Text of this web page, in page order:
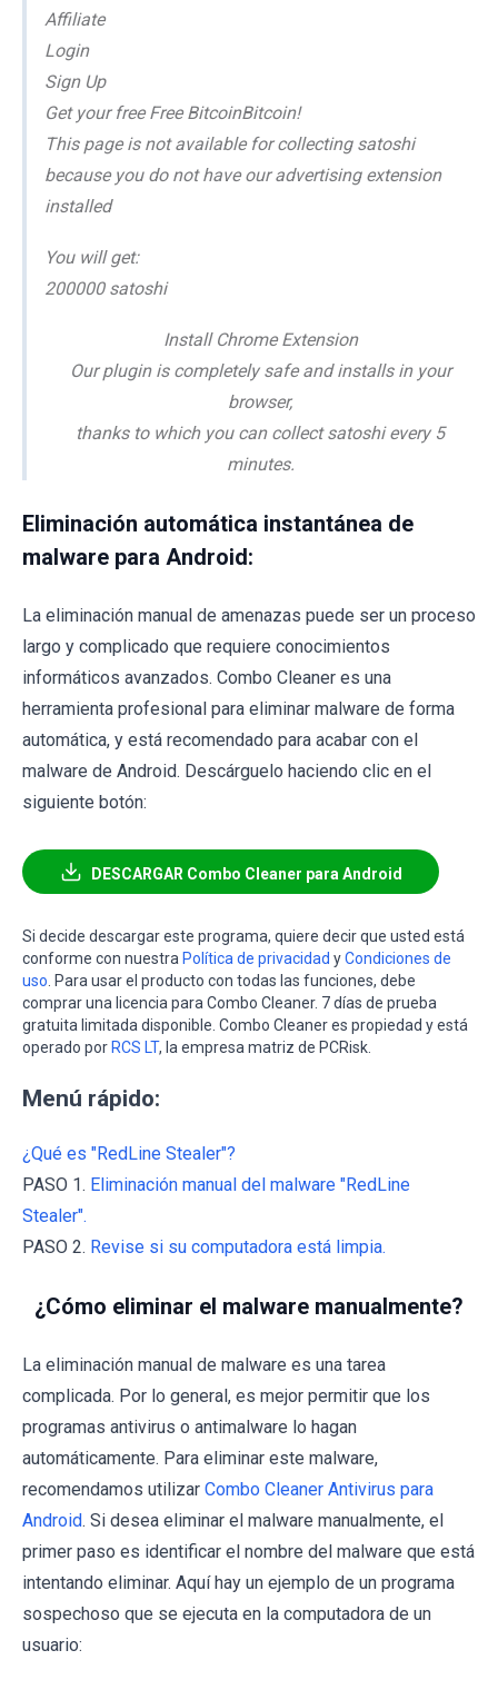
Affiliate
Login
Sign Up
Get your free Free BitcoinBitcoin!
This page is not available for collecting satoshi
because you do not have our advertising extension
installed
You will get:
200000 satoshi
Install Chrome Extension
Our plugin is completely safe and installs in your
browser,
thanks to which you can collect satoshi every 5
minutes.
Eliminación automática instantánea de
malware para Android:
La eliminación manual de amenazas puede ser un proceso
largo y complicado que requiere conocimientos
informáticos avanzados. Combo Cleaner es una
herramienta profesional para eliminar malware de forma
automática, y está recomendado para acabar con el
malware de Android. Descárguelo haciendo clic en el
siguiente botón:
DESCARGAR Combo Cleaner para Android
Si decide descargar este programa, quiere decir que usted está
conforme con nuestra Política de privacidad yCondiciones de
uso . Para usar el producto con todas las funciones, debe
comprar una licencia para Combo Cleaner. 7 días de prueba
gratuita limitada disponible. Combo Cleaner es propiedad y está
operado por RCS LT, la empresa matriz de PCRisk.
Menú rápido:
¿Qué es "RedLine Stealer"?
PASO 1. Eliminación manual del malware "RedLine
Stealer".
PASO 2. Revise si su computadora está limpia.
¿Cómo eliminar el malware manualmente?
La eliminación manual de malware es una tarea
complicada. Por lo general, es mejor permitir que los
programas antivirus o antimalware lo hagan
automáticamente. Para eliminar este malware,
recomendamos utilizar Combo Cleaner Antivirus para
Android. Si desea eliminar el malware manualmente, el
primer paso es identificar el nombre del malware que está
intentando eliminar. Aquí hay un ejemplo de un programa
sospechoso que se ejecuta en la computadora de un
usuario: